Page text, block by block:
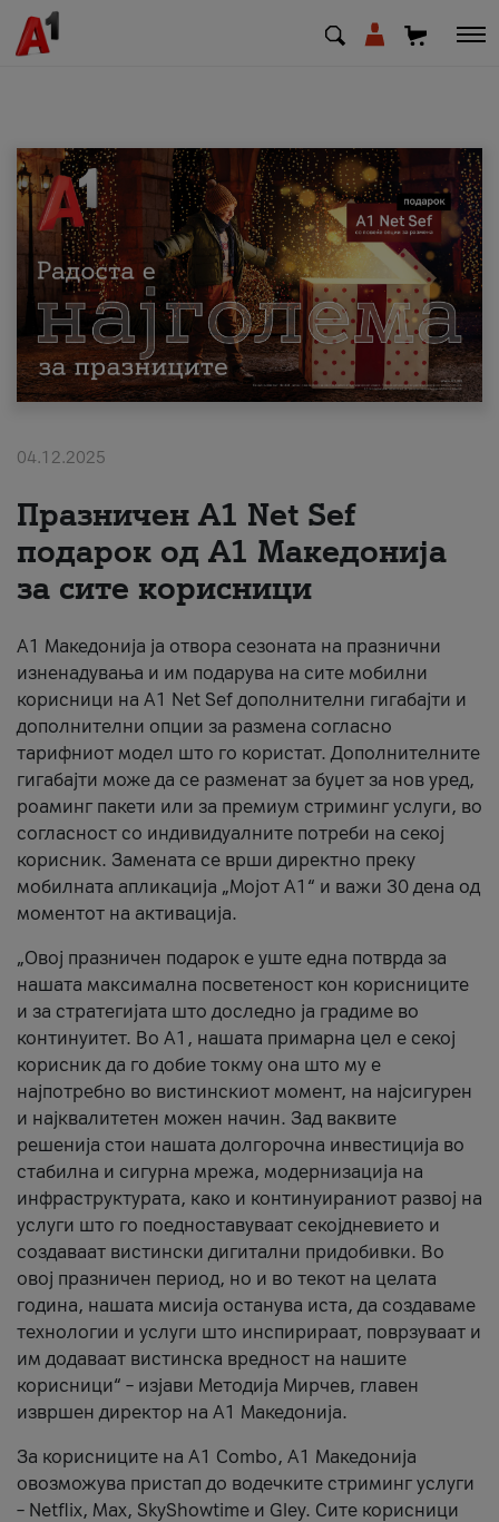
МК EN SQ
Приватни Деловни
Поддршка
Надополни кредит
За нас
#ПодобарОнлајн
04.12.2025
Празничен A1 Net Sеf
подарок од А1 Македонија
за сите корисници
А1 Македонија ја отвора сезоната на празнични
изненадувања и им подарува на сите мобилни
корисници на A1 Net Sef дополнителни гигабајти и
дополнителни опции за размена согласно
тарифниот модел што го користат. Дополнителните
гигабајти може да се разменат за буџет за нов уред,
роаминг пакети или за премиум стриминг услуги, во
согласност со индивидуалните потреби на секој
корисник. Замената се врши директно преку
мобилната апликација „Мојот А1“ и важи 30 дена од
моментот на активација.
„Овој празничен подарок е уште една потврда за
нашата максимална посветеност кон корисниците
и за стратегијата што доследно ја градиме во
континуитет. Во А1, нашата примарна цел е секој
корисник да го добие токму она што му е
најпотребно во вистинскиот момент, на најсигурен
и најквалитетен можен начин. Зад ваквите
решенија стои нашата долгорочна инвестиција во
стабилна и сигурна мрежа, модернизација на
инфраструктурата, како и континуираниот развој на
услуги што го поедноставуваат секојдневието и
создаваат вистински дигитални придобивки. Во
овој празничен период, но и во текот на целата
година, нашата мисија останува иста, да создаваме
технологии и услуги што инспирираат, поврзуваат и
им додаваат вистинска вредност на нашите
корисници“ – изјави Методија Мирчев, главен
извршен директор на А1 Македонија.
За корисниците на A1 Combo, А1 Македонија
овозможува пристап до водечките стриминг услуги
– Netflix, Max, SkyShowtime и Gley. Сите корисници